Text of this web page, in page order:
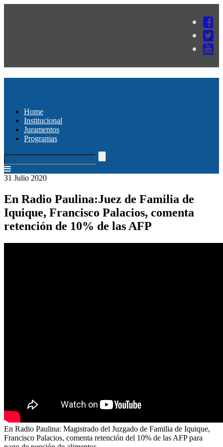
Home
Institucional
Juramentos
Programas
31 Julio 2020
En Radio Paulina:Juez de Familia de
Iquique, Francisco Palacios, comenta
retención de 10% de las AFP
En Radio Paulina: Magistrado del Juzgado de Familia de Iquique,
Francisco Palacios, comenta retención del 10% de las AFP para